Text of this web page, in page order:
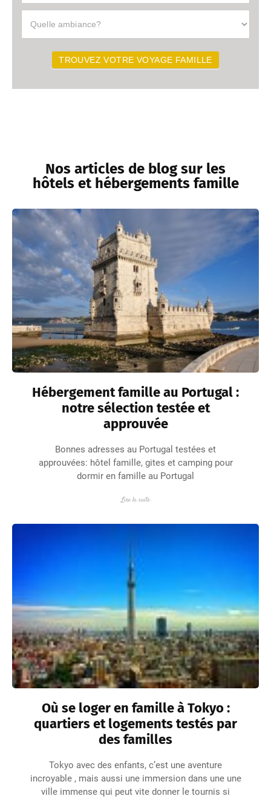
Agence
TROUVEZ VOTRE VOYAGE FAMILLE
Nos articles de blog sur les
hôtels et hébergements famille
Hébergement famille au Portugal :
notre sélection testée et
approuvée
Bonnes adresses au Portugal testées et
approuvées: hôtel famille, gites et camping pour
dormir en famille au Portugal
Lire la suite
Où se loger en famille à Tokyo :
quartiers et logements testés par
des familles
Tokyo avec des enfants, c’est une aventure
incroyable , mais aussi une immersion dans une une
ville immense qui peut vite donner le tournis si